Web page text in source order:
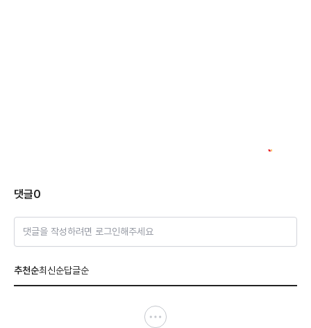
댓글0
댓글을 작성하려면 로그인해주세요
추천순최신순답글순